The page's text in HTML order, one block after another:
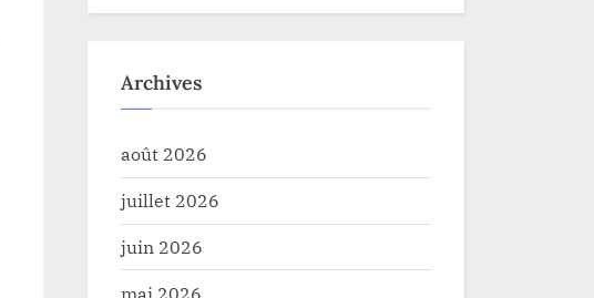
Archives
août 2026
juillet 2026
juin 2026
mai 2026